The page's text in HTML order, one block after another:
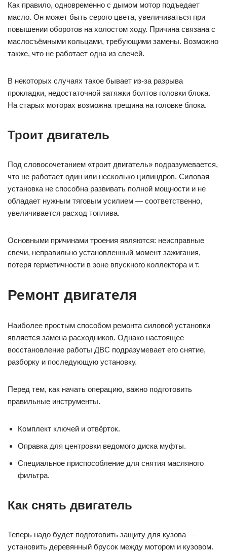
Как правило, одновременно с дымом мотор подъедает
масло. Он может быть серого цвета, увеличиваться при
повышении оборотов на холостом ходу. Причина связана с
маслосъёмными кольцами, требующими замены. Возможно
также, что не работает одна из свечей.
В некоторых случаях такое бывает из-за разрыва
прокладки, недостаточной затяжки болтов головки блока.
На старых моторах возможна трещина на головке блока.
Троит двигатель
Под словосочетанием «троит двигатель» подразумевается,
что не работает один или несколько цилиндров. Силовая
установка не способна развивать полной мощности и не
обладает нужным тяговым усилием — соответственно,
увеличивается расход топлива.
Основными причинами троения являются: неисправные
свечи, неправильно установленный момент зажигания,
потеря герметичности в зоне впускного коллектора и т.
Ремонт двигателя
Наиболее простым способом ремонта силовой установки
является замена расходников. Однако настоящее
восстановление работы ДВС подразумевает его снятие,
разборку и последующую установку.
Перед тем, как начать операцию, важно подготовить
правильные инструменты.
Комплект ключей и отвёрток.
Оправка для центровки ведомого диска муфты.
Специальное приспособление для снятия масляного
фильтра.
Как снять двигатель
Теперь надо будет подготовить защиту для кузова —
установить деревянный брусок между мотором и кузовом.